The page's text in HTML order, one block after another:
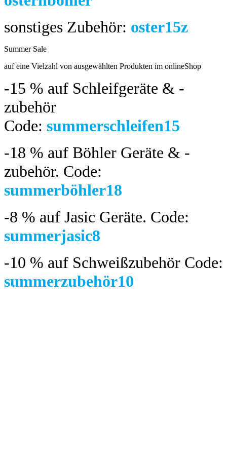
sonstiges Zubehör: oster15z
Summer Sale
auf eine Vielzahl von ausgewählten Produkten im onlineShop
-15 % auf Schleifgeräte & -
zubehör
Code: summerschleifen15
-18 % auf Böhler Geräte & -
zubehör. Code:
summerböhler18
-8 % auf Jasic Geräte. Code:
summerjasic8
-10 % auf Schweißzubehör Code:
summerzubehör10